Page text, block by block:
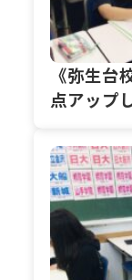
《弥生台
点アップ